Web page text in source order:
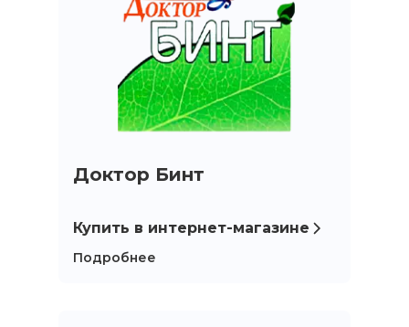
Доктор Бинт
Купить в интернет-магазине
Подробнее